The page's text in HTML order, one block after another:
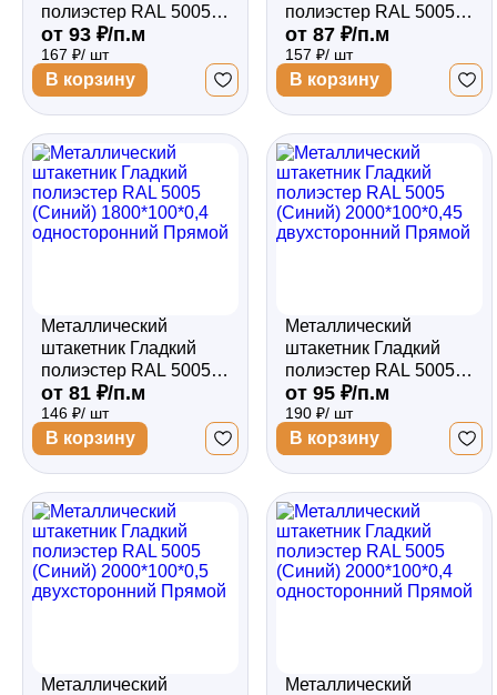
полиэстер RAL 5005
(Синий) 1800*100*0,5
односторонний
Прямой
от 93 ₽/п.м
167 ₽/ шт
В корзину
полиэстер RAL 5005
(Синий) 1800*100*0,45
односторонний
Прямой
от 87 ₽/п.м
157 ₽/ шт
В корзину
Металлический
штакетник Гладкий
полиэстер RAL 5005
(Синий) 1800*100*0,4
односторонний
Прямой
от 81 ₽/п.м
146 ₽/ шт
В корзину
Металлический
штакетник Гладкий
полиэстер RAL 5005
(Синий) 2000*100*0,45
двухсторонний
Прямой
от 95 ₽/п.м
190 ₽/ шт
В корзину
Металлический
Металлический